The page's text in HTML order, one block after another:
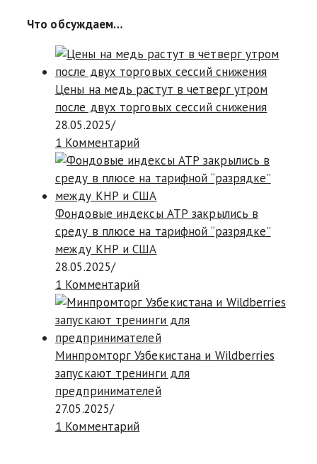
Что обсуждаем…
Цены на медь растут в четверг утром
после двух торговых сессий снижения
28.05.2025/
1 Комментарий
Фондовые индексы АТР закрылись в
среду в плюсе на тарифной “разрядке”
между КНР и США
28.05.2025/
1 Комментарий
Минпромторг Узбекистана и Wildberries
запускают тренинги для
предпринимателей
27.05.2025/
1 Комментарий